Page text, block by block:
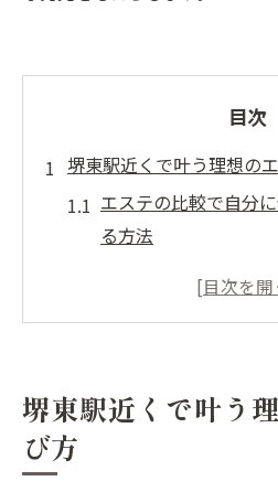
目次
堺東駅近くで叶う理想の
エステの比較で自分
る方法
堺東駅周辺エステ選
エステ比較で見逃せ
堺東駅近くで叶う
び方